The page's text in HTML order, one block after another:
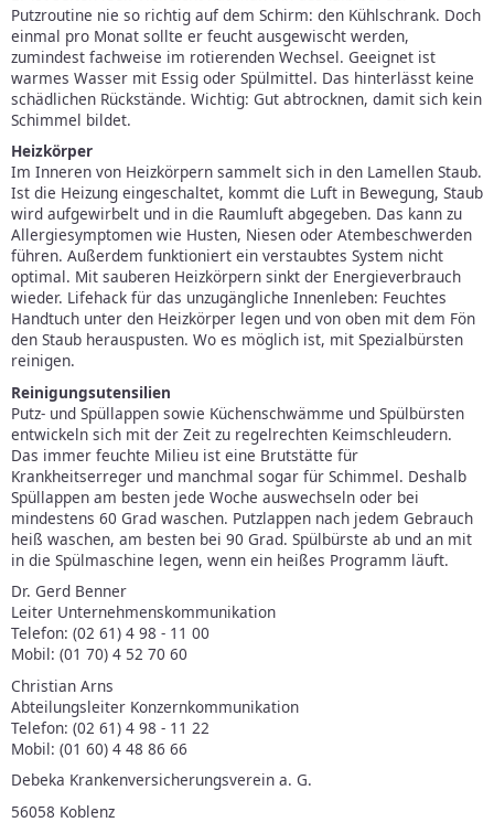
Putzroutine nie so richtig auf dem Schirm: den Kühlschrank. Doch
einmal pro Monat sollte er feucht ausgewischt werden,
zumindest fachweise im rotierenden Wechsel. Geeignet ist
warmes Wasser mit Essig oder Spülmittel. Das hinterlässt keine
schädlichen Rückstände. Wichtig: Gut abtrocknen, damit sich kein
Schimmel bildet.
Heizkörper
Im Inneren von Heizkörpern sammelt sich in den Lamellen Staub.
Ist die Heizung eingeschaltet, kommt die Luft in Bewegung, Staub
wird aufgewirbelt und in die Raumluft abgegeben. Das kann zu
Allergiesymptomen wie Husten, Niesen oder Atembeschwerden
führen. Außerdem funktioniert ein verstaubtes System nicht
optimal. Mit sauberen Heizkörpern sinkt der Energieverbrauch
wieder. Lifehack für das unzugängliche Innenleben: Feuchtes
Handtuch unter den Heizkörper legen und von oben mit dem Fön
den Staub herauspusten. Wo es möglich ist, mit Spezialbürsten
reinigen.
Reinigungsutensilien
Putz- und Spüllappen sowie Küchenschwämme und Spülbürsten
entwickeln sich mit der Zeit zu regelrechten Keimschleudern.
Das immer feuchte Milieu ist eine Brutstätte für
Krankheitserreger und manchmal sogar für Schimmel. Deshalb
Spüllappen am besten jede Woche auswechseln oder bei
mindestens 60 Grad waschen. Putzlappen nach jedem Gebrauch
heiß waschen, am besten bei 90 Grad. Spülbürste ab und an mit
in die Spülmaschine legen, wenn ein heißes Programm läuft.
Dr. Gerd Benner
Leiter Unternehmenskommunikation
Telefon: (02 61) 4 98 - 11 00
Mobil: (01 70) 4 52 70 60
Christian Arns
Abteilungsleiter Konzernkommunikation
Telefon: (02 61) 4 98 - 11 22
Mobil: (01 60) 4 48 86 66
Debeka Krankenversicherungsverein a. G.
56058 Koblenz